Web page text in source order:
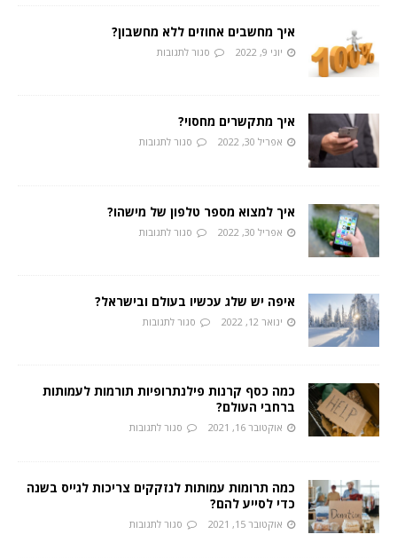
איך מחשבים אחוזים ללא מחשבון?
יוני 9, 2022 סגור לתגובות
איך מתקשרים מחסוי?
אפריל 30, 2022 סגור לתגובות
איך למצוא מספר טלפון של מישהו?
אפריל 30, 2022 סגור לתגובות
איפה יש שלג עכשיו בעולם ובישראל?
ינואר 12, 2022 סגור לתגובות
כמה כסף קרנות פילנתרופיות תורמות לעמותות
ברחבי העולם?
אוקטובר 16, 2021 סגור לתגובות
כמה תרומות עמותות לנזקקים צריכות לגייס בשנה
כדי לסייע להם?
אוקטובר 15, 2021 סגור לתגובות